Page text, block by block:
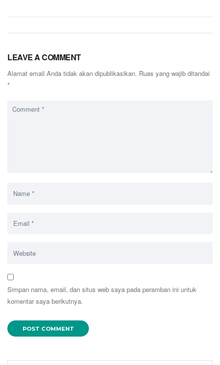
LEAVE A COMMENT
Alamat email Anda tidak akan dipublikasikan. Ruas yang wajib ditandai
*
Simpan nama, email, dan situs web saya pada peramban ini untuk
komentar saya berikutnya.